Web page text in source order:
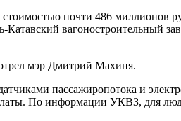
почти 486 миллионов
вагоностроительный
мэр Дмитрий Махиня.
пассажиропотока и
По информации УКВЗ, для